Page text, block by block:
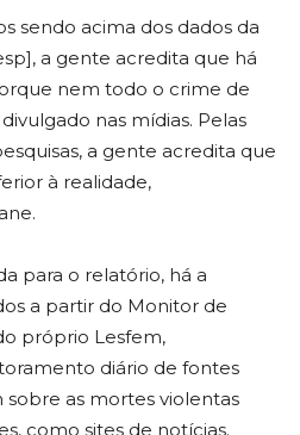
sendo acima dos dados da
a gente acredita que há
nem todo o crime de
nas mídias. Pelas
a gente acredita que
à realidade,
para o relatório, há a
a partir do Monitor de
próprio Lesfem,
diário de fontes
as mortes violentas
como sites de notícias.